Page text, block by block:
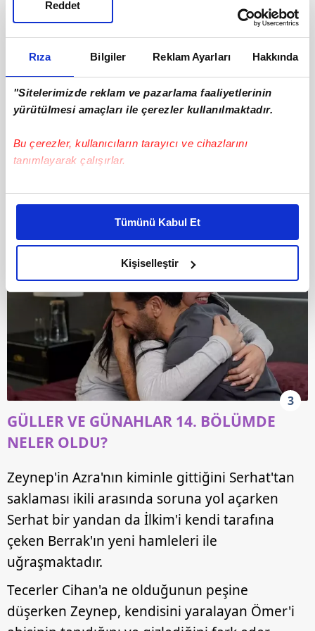
Rıza Bilgiler Reklam Ayarları Hakkında
"Sitelerimizde reklam ve pazarlama faaliyetlerinin
yürütülmesi amaçları ile çerezler kullanılmaktadır.
Bu çerezler, kullanıcıların tarayıcı ve cihazlarını
tanımlayarak çalışırlar.
Bu çerezlere izin vermeniz halinde sizlere özel
daha iyi reklam deneyimi yaşatabiliriz. Bunu yaparken
amacımızın size daha iyi bir reklam deneyimi sunmak
olduğunu ve sizlere en iyi içerikleri sunabilmek adına
elimizden gelen çabayı gösterdiğimizi ve bu noktada,
reklamların maliyetlerimizi karşılamak noktasında tek gelir
kalemimiz olduğunu sizlere hatırlatmak isteriz.
Her halükârda, kullanıcılar, bu çerezlere izin vermedikleri
takdirde, kullanıcılara hedefli reklamlar
gösterilmeyecektir."
Sizlere daha iyi bir hizmet sunabilmek için İnternet
Sitemizde kendimize ve üçüncü kişilere ait çerezler
kullanılmaktadır. Bu çerezler vasıtasıyla çeşitli kişisel
toplumu hizmetlerinin sunulması amacıyla
kullanılmaktadır. Diğer çerezler, sitemizin daha işlevsel
kılınması ve kişiselleştirilmesi ve sizlere yönelik
reklam/pazarlama faaliyetlerinin yapılması, amaçlarıyla
sınırlı olarak açık rızanız dahilinde kullanılacaktır.
Çerezlere ilişkin tercihlerinizi aşağıda yer alan panel
vasıtasıyla belirleyebilirsiniz. Çerezlere ilişkin detaylı bilgi
için Ayarlar butonuna tıklayabilir, Çerez Bilgilendirme
Tümünü Kabul Et
Kişiselleştir
Reddet
3
GÜLLER VE GÜNAHLAR 14. BÖLÜMDE
NELER OLDU?
Zeynep'in Azra'nın kiminle gittiğini Serhat'tan
saklaması ikili arasında soruna yol açarken
Serhat bir yandan da İlkim'i kendi tarafına
çeken Berrak'ın yeni hamleleri ile
uğraşmaktadır.
Tecerler Cihan'a ne olduğunun peşine
düşerken Zeynep, kendisini yaralayan Ömer'i